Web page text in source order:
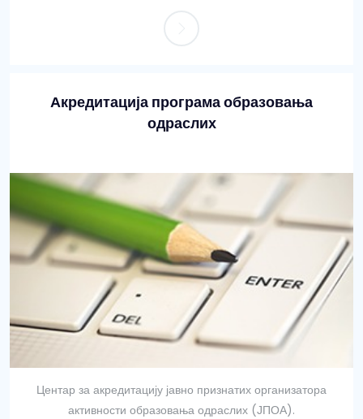
Акредитација програма образовања
одраслих
Центар за акредитацију јавно признатих организатора
активности образовања одраслих (ЈПОА).